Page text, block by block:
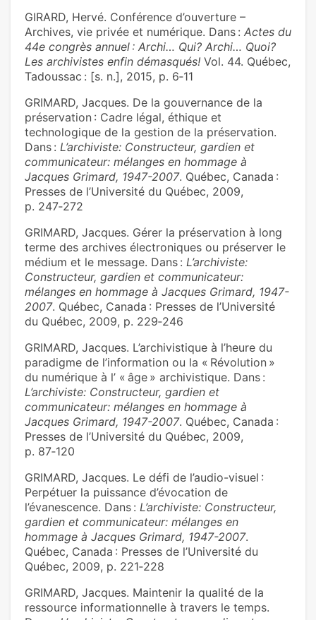
GIRARD, Hervé. Conférence d’ouverture –
Archives, vie privée et numérique. Dans : Actes du
44e congrès annuel : Archi… Qui? Archi… Quoi?
Les archivistes enfin démasqués! Vol. 44. Québec,
Tadoussac : [s. n.], 2015, p. 6‑11
GRIMARD, Jacques. De la gouvernance de la
préservation : Cadre légal, éthique et
technologique de la gestion de la préservation.
Dans : L’archiviste: Constructeur, gardien et
communicateur: mélanges en hommage à
Jacques Grimard, 1947-2007. Québec, Canada :
Presses de l’Université du Québec, 2009,
p. 247‑272
GRIMARD, Jacques. Gérer la préservation à long
terme des archives électroniques ou préserver le
médium et le message. Dans : L’archiviste:
Constructeur, gardien et communicateur:
mélanges en hommage à Jacques Grimard, 1947-
2007. Québec, Canada : Presses de l’Université
du Québec, 2009, p. 229‑246
GRIMARD, Jacques. L’archivistique à l’heure du
paradigme de l’information ou la « Révolution »
du numérique à l’ « âge » archivistique. Dans :
L’archiviste: Constructeur, gardien et
communicateur: mélanges en hommage à
Jacques Grimard, 1947-2007. Québec, Canada :
Presses de l’Université du Québec, 2009,
p. 87‑120
GRIMARD, Jacques. Le défi de l’audio-visuel :
Perpétuer la puissance d’évocation de
l’évanescence. Dans : L’archiviste: Constructeur,
gardien et communicateur: mélanges en
hommage à Jacques Grimard, 1947-2007.
Québec, Canada : Presses de l’Université du
Québec, 2009, p. 221‑228
GRIMARD, Jacques. Maintenir la qualité de la
ressource informationnelle à travers le temps.